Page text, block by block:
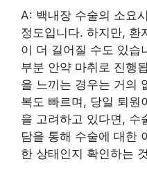
A: 백내장 수술의 소요
정도입니다. 하지만, 환
이 더 길어질 수도 있습
부분 안약 마취로 진행
을 느끼는 경우는 거의
복도 빠르며, 당일 퇴원
을 고려하고 있다면, 수
담을 통해 수술에 대한
한 상태인지 확인하는